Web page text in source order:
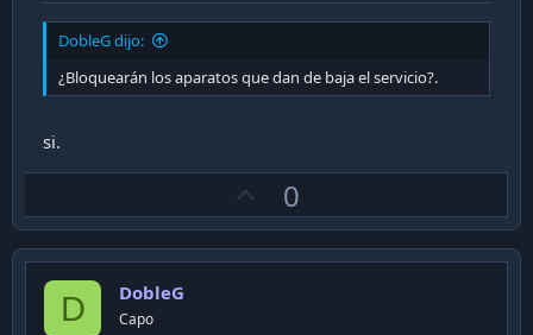
DobleG dijo:
¿Bloquearán los aparatos que dan de baja el servicio?.
si.
p
v
0
D DobleG
Capo